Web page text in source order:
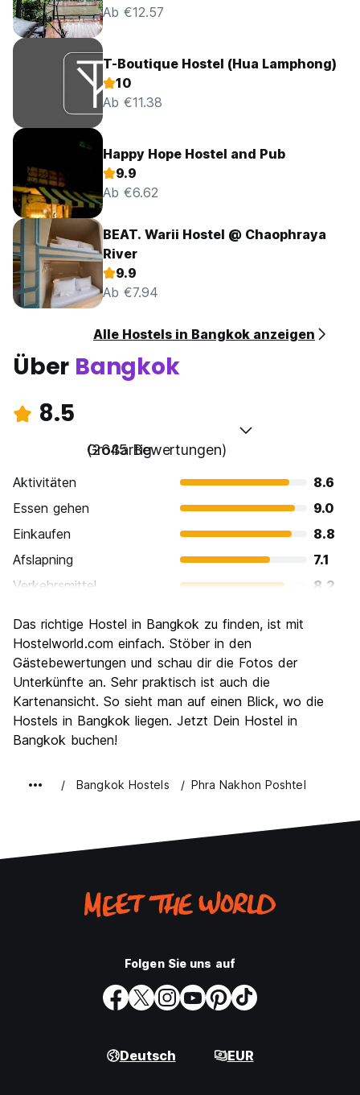
Ab €12.57
T-Boutique Hostel (Hua Lamphong)
10
Ab €11.38
Happy Hope Hostel and Pub
9.9
Ab €6.62
BEAT. Warii Hostel @ Chaophraya
River
9.9
Ab €7.94
Alle Hostels in Bangkok anzeigen
Über Bangkok
8.5
Großartig
(2645 Bewertungen)
Aktivitäten
8.6
Essen gehen
9.0
Einkaufen
8.8
Afslapning
7.1
Verkehrsmittel
8.2
Kultur
Nachtleben / Party
Preis-Leistungsverhältnis
Das richtige Hostel in Bangkok zu finden, ist mit
Hostelworld.com einfach. Stöber in den
Gästebewertungen und schau dir die Fotos der
Unterkünfte an. Sehr praktisch ist auch die
Kartenansicht. So sieht man auf einen Blick, wo die
Hostels in Bangkok liegen. Jetzt Dein Hostel in
Bangkok buchen!
Bangkok Hostels Phra Nakhon Poshtel
Folgen Sie uns auf
Deutsch EUR